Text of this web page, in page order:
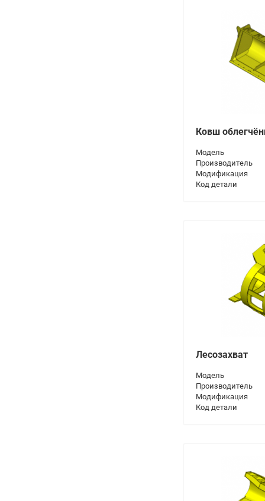
Ковш
Модель
Производитель
Модификация
Код детали
Лесозахват
Модель
Производитель
Модификация
Код детали